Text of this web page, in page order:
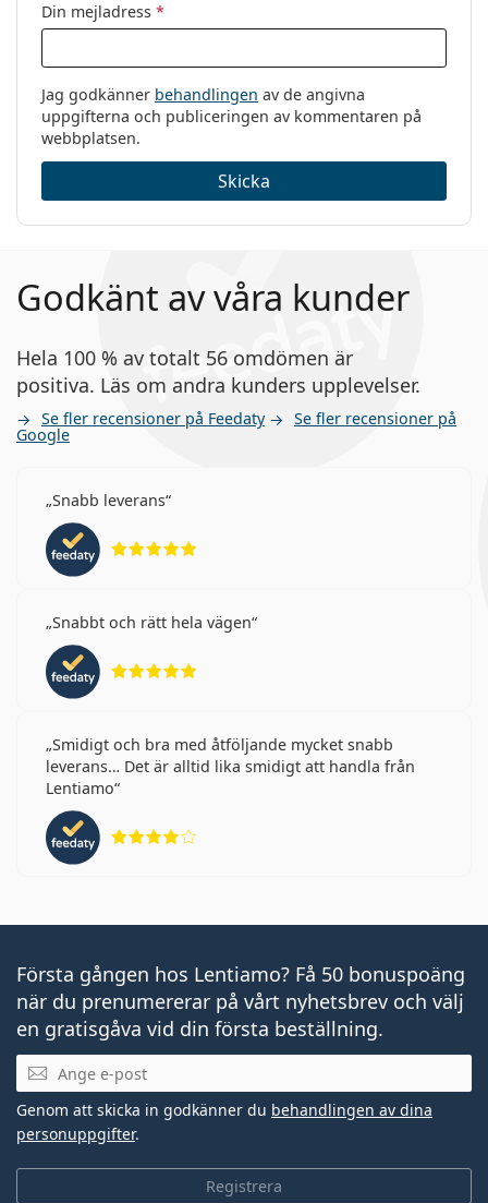
Din mejladress *
Jag godkänner behandlingen av de angivna
uppgifterna och publiceringen av kommentaren på
webbplatsen.
Skicka
Godkänt av våra kunder
Hela 100 % av totalt 56 omdömen är
positiva. Läs om andra kunders upplevelser.
Se fler recensioner på Feedaty Se fler recensioner på
Google
Snabb leverans
Snabbt och rätt hela vägen
Smidigt och bra med åtföljande mycket snabb
leverans… Det är alltid lika smidigt att handla från
Lentiamo
Första gången hos Lentiamo? Få 50 bonuspoäng
när du prenumererar på vårt nyhetsbrev och välj
en gratisgåva vid din första beställning.
Mejladress
Registrera
Genom att skicka in godkänner du behandlingen av dina
personuppgifter.